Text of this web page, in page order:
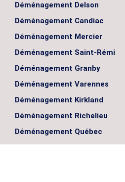
Déménagement Delson
Déménagement Candiac
Déménagement Mercier
Déménagement Saint-Rémi
Déménagement Granby
Déménagement Varennes
Déménagement Kirkland
Déménagement Richelieu
Déménagement Québec